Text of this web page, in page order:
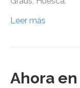
Leer más
Ahora